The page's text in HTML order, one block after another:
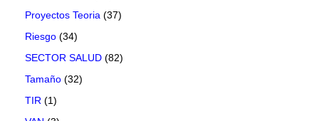
Proyectos Teoria (37)
Riesgo (34)
SECTOR SALUD (82)
Tamaño (32)
TIR (1)